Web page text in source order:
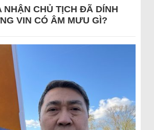
NHẬN CHỦ TỊCH ĐÃ DÍNH
VIN CÓ ÂM MƯU GÌ?